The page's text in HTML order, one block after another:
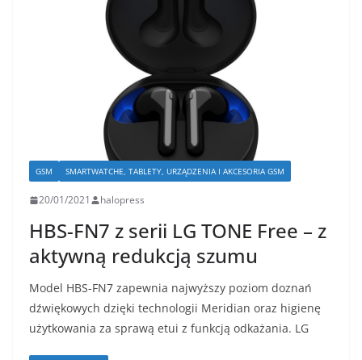
GSM SMARTWATCHE, TABLETY, URZĄDZENIA I AKCESORIA GSM
20/01/2021 halopress
HBS-FN7 z serii LG TONE Free – z
aktywną redukcją szumu
Model HBS-FN7 zapewnia najwyższy poziom doznań
dźwiękowych dzięki technologii Meridian oraz higienę
użytkowania za sprawą etui z funkcją odkażania. LG